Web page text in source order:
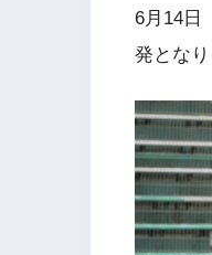
6月14日
発となり